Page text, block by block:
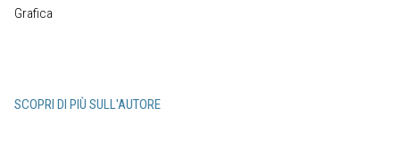
Grafica
SCOPRI DI PIÙ SULL'AUTORE